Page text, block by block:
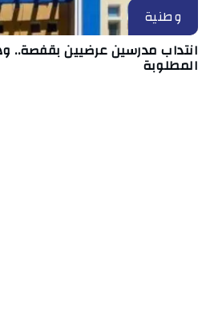
وطنية
انتداب مدرسين عرضيين بقفصة..
المطلوبة